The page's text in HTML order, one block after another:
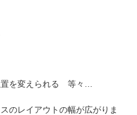
置を変えられる 等々…
のレイアウトの幅が広がりま